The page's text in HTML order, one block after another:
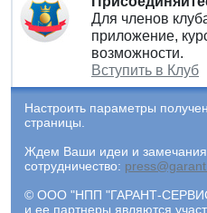
Для членов
приложение,
возможности.
Вступить в Клуб
Настроить параметры
страницы.
Ждем Ваши идеи и замечания
сотрудничество:
© ООО "НПП "ГАРАНТ-СЕРВИС-
и ее партнеры являются
Мы обрабатываем